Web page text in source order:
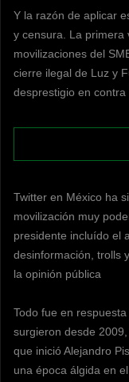
Y la razón de aplicar
y censura. La primera
movilizaciones del
cierre ilegal de Luz y
desprestigio en
Twitter en México ha
movilización muy
presidente incluído el
desinformación, trolls
la opinión pública
Todo fue en
surgieron desde
que inició Alejandro
una época álgida en